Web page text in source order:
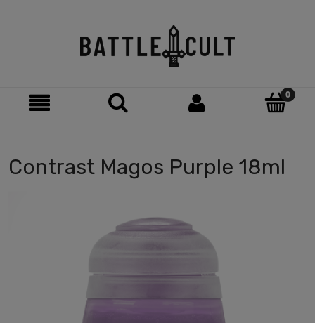
Contrast Magos Purple 18ml